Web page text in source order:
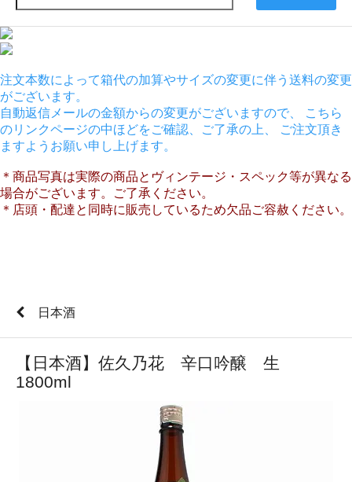
注文本数によって箱代の加算やサイズの変更に伴う送料の変更
がございます。
自動返信メールの金額からの変更がございますので、 こちら
のリンクページの中ほどをご確認、ご了承の上、 ご注文頂き
ますようお願い申し上げます。
＊商品写真は実際の商品とヴィンテージ・スペック等が異なる
場合がございます。ご了承ください。
＊店頭・配達と同時に販売しているため欠品ご容赦ください。
日本酒
【日本酒】佐久乃花 辛口吟醸 生
1800ml